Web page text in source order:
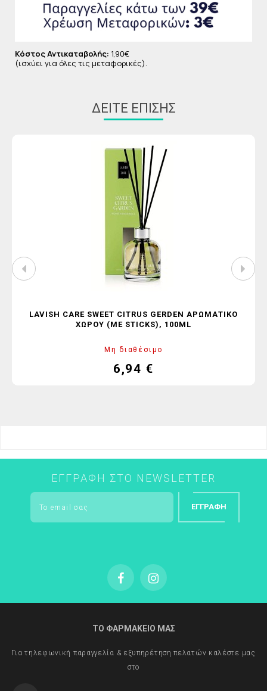
Κόστος Αντικαταβολής: 1,90€
(ισχύει για όλες τις μεταφορικές).
ΔΕΊΤΕ ΕΠΊΣΗΣ
LAVISH CARE SWEET CITRUS GERDEN ΑΡΩΜΑΤΙΚΌ
ΧΏΡΟΥ (ΜΕ STICKS), 100ML
Μη διαθέσιμο
Τιμή
6,94 €
ΕΓΓΡΑΦΉ ΣΤΟ NEWSLETTER
ΕΓΓΡΑΦΉ
ΤΟ ΦΑΡΜΑΚΕΙΟ ΜΑΣ
Για τηλεφωνική παραγγελία & εξυπηρέτηση πελατών καλέστε μας
στο